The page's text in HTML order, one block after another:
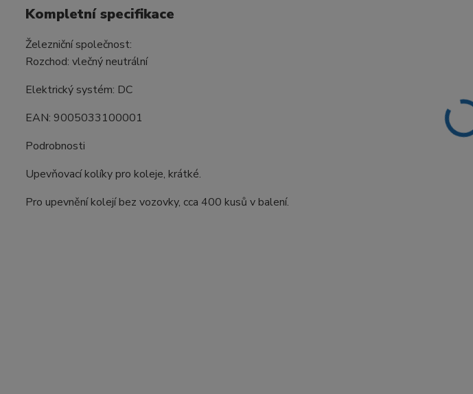
Kompletní specifikace
Železniční společnost:
Rozchod: vlečný neutrální
Elektrický systém: DC
EAN: 9005033100001
Podrobnosti
Upevňovací kolíky pro koleje, krátké.
Pro upevnění kolejí bez vozovky, cca 400 kusů v balení.